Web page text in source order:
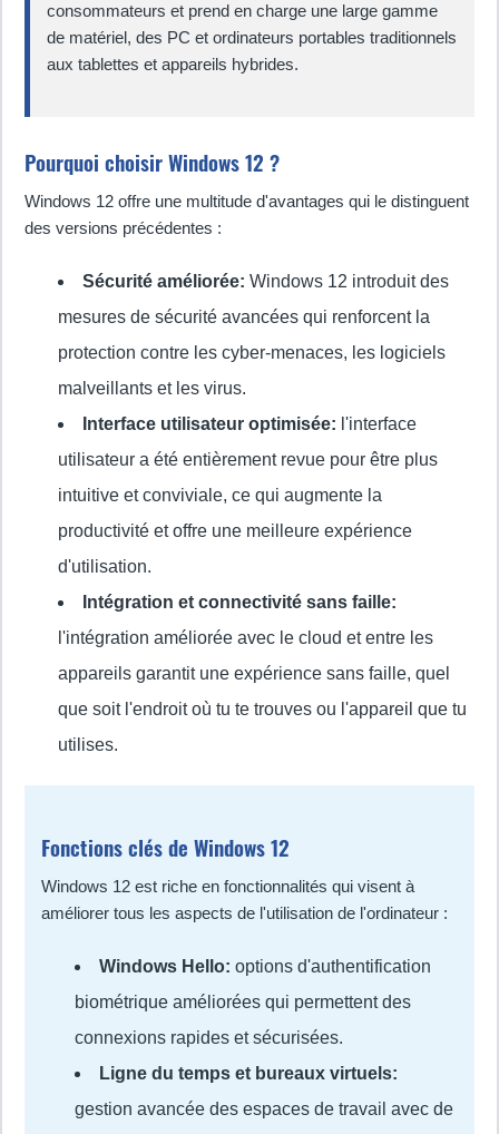
consommateurs et prend en charge une large gamme
de matériel, des PC et ordinateurs portables traditionnels
aux tablettes et appareils hybrides.
Pourquoi choisir Windows 12 ?
Windows 12 offre une multitude d'avantages qui le distinguent
des versions précédentes :
Sécurité améliorée: Windows 12 introduit des
mesures de sécurité avancées qui renforcent la
protection contre les cyber-menaces, les logiciels
malveillants et les virus.
Interface utilisateur optimisée: l'interface
utilisateur a été entièrement revue pour être plus
intuitive et conviviale, ce qui augmente la
productivité et offre une meilleure expérience
d'utilisation.
Intégration et connectivité sans faille:
l'intégration améliorée avec le cloud et entre les
appareils garantit une expérience sans faille, quel
que soit l'endroit où tu te trouves ou l'appareil que tu
utilises.
Fonctions clés de Windows 12
Windows 12 est riche en fonctionnalités qui visent à
améliorer tous les aspects de l'utilisation de l'ordinateur :
Windows Hello: options d'authentification
biométrique améliorées qui permettent des
connexions rapides et sécurisées.
Ligne du temps et bureaux virtuels:
gestion avancée des espaces de travail avec de